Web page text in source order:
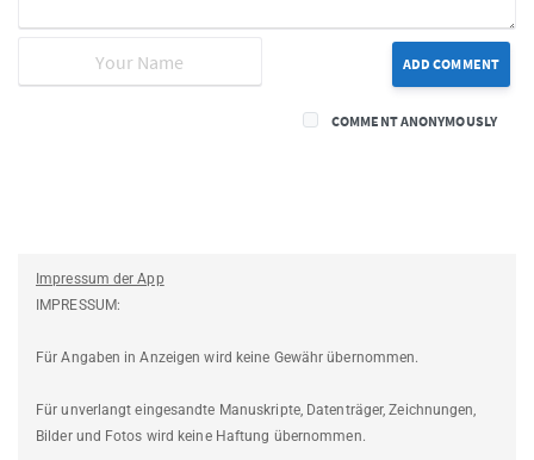
ADD COMMENT
COMMENT ANONYMOUSLY
Impressum der App
IMPRESSUM:
Für Angaben in Anzeigen wird keine Gewähr übernommen.
Für unverlangt eingesandte Manuskripte, Datenträger, Zeichnungen,
Bilder und Fotos wird keine Haftung übernommen.